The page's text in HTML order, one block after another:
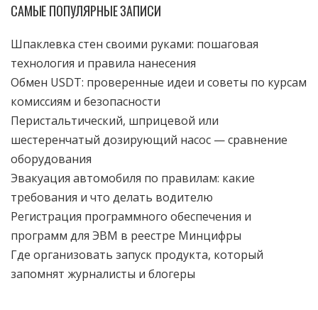
САМЫЕ ПОПУЛЯРНЫЕ ЗАПИСИ
Шпаклевка стен своими руками: пошаговая
технология и правила нанесения
Обмен USDT: проверенные идеи и советы по курсам
комиссиям и безопасности
Перистальтический, шприцевой или
шестеренчатый дозирующий насос — сравнение
оборудования
Эвакуация автомобиля по правилам: какие
требования и что делать водителю
Регистрация программного обеспечения и
программ для ЭВМ в реестре Минцифры
Где организовать запуск продукта, который
запомнят журналисты и блогеры